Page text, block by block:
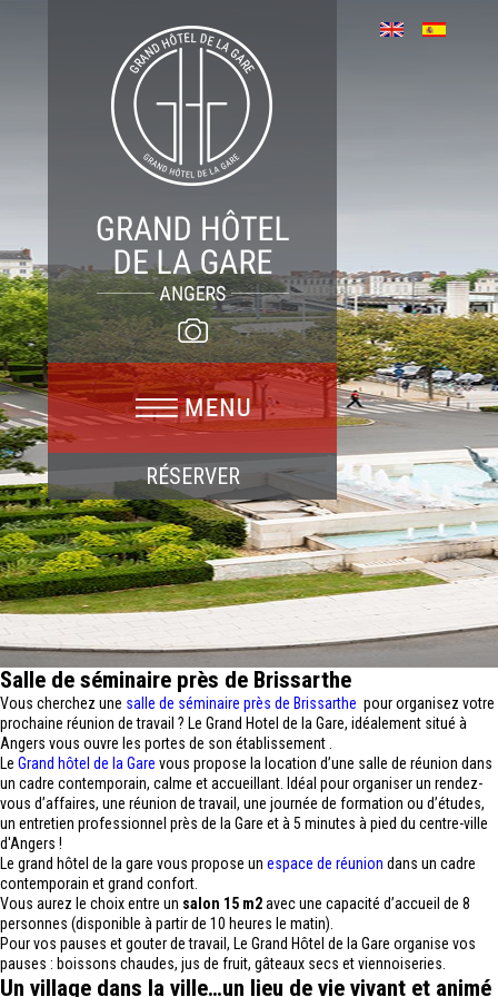
RÉSERVER
Salle de séminaire près de Brissarthe
Vous cherchez une salle de séminaire près de Brissarthe pour organisez votre
prochaine réunion de travail ? Le Grand Hotel de la Gare, idéalement situé à
Angers vous ouvre les portes de son établissement .
Le Grand hôtel de la Gare vous propose la location d’une salle de réunion dans
un cadre contemporain, calme et accueillant. Idéal pour organiser un rendez-
vous d’affaires, une réunion de travail, une journée de formation ou d’études,
un entretien professionnel près de la Gare et à 5 minutes à pied du centre-ville
d'Angers !
Le grand hôtel de la gare vous propose un espace de réunion dans un cadre
contemporain et grand confort.
Vous aurez le choix entre un salon 15 m2avec une capacité d’accueil de 8
personnes (disponible à partir de 10 heures le matin).
Pour vos pauses et gouter de travail, Le Grand Hôtel de la Gare organise vos
pauses : boissons chaudes, jus de fruit, gâteaux secs et viennoiseries.
Un village dans la ville…un lieu de vie vivant et animé